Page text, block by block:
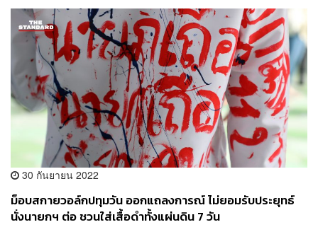
30 กันยายน 2022
ม็อบสกายวอล์กปทุมวัน ออกแถลงการณ์ ไม่ยอมรับประยุทธ์
นั่งนายกฯ ต่อ ชวนใส่เสื้อดำทั้งแผ่นดิน 7 วัน